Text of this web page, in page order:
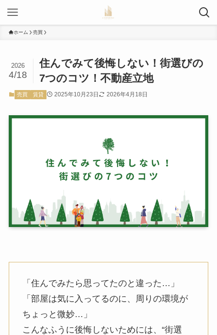
ホーム 売買
住んでみて後悔しない！街選びの
7つのコツ！不動産立地
2026
4/18
売買 賃貸 2025年10月23日 2026年4月18日
「住んでみたら思ってたのと違った…」
「部屋は気に入ってるのに、周りの環境が
ちょっと微妙…」
こんなふうに後悔しないためには、“街選